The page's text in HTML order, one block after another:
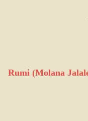
Rumi (Molana